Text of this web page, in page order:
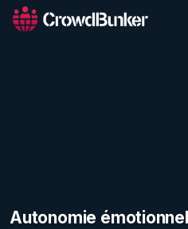
Autonomie